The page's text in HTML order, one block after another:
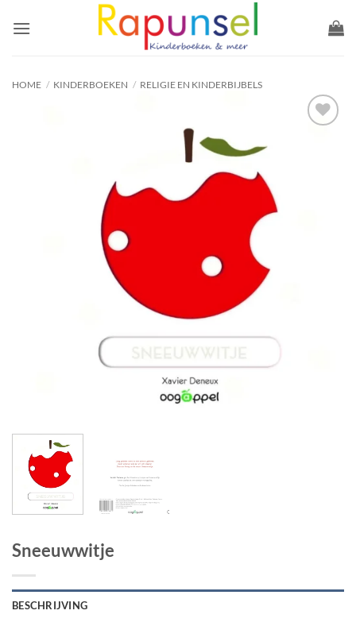
naar
HOME / KINDERBOEKEN / RELIGIE EN KINDERBIJBELS
Sneeuwwitje
BESCHRIJVING